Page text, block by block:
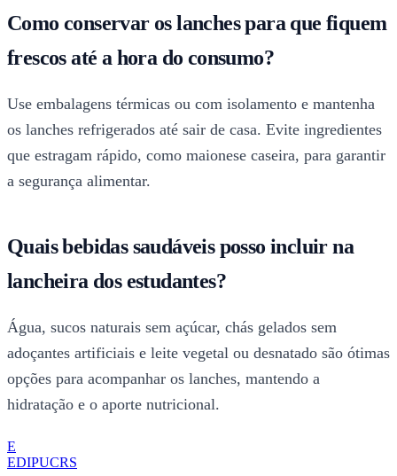
Como conservar os lanches para que fiquem
frescos até a hora do consumo?
Use embalagens térmicas ou com isolamento e mantenha
os lanches refrigerados até sair de casa. Evite ingredientes
que estragam rápido, como maionese caseira, para garantir
a segurança alimentar.
Quais bebidas saudáveis posso incluir na
lancheira dos estudantes?
Água, sucos naturais sem açúcar, chás gelados sem
adoçantes artificiais e leite vegetal ou desnatado são ótimas
opções para acompanhar os lanches, mantendo a
hidratação e o aporte nutricional.
E
EDIPUCRS